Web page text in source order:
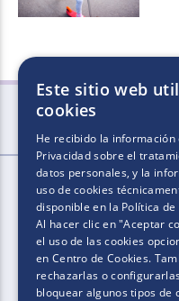
2025​.​​ ​Todos
Este sitio web
cookies
He recibido la información
Privacidadsobre el
datos personales, y la
uso de cookies
disponible en la Política de
Al hacer clic en "Aceptar
el uso de las cookies
en Centro de Cookies.
rechazarlas o
bloquear algunos tipos de